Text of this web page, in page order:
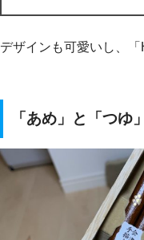
デザインも可愛いし、
「あめ」と「つゆ